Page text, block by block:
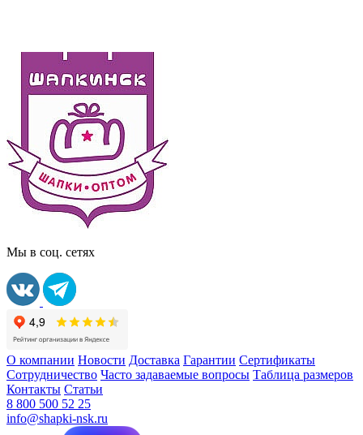
Мы в соц. сетях
О компании Новости Доставка Гарантии Сертификаты
Сотрудничество Часто задаваемые вопросы Таблица размеров
Контакты Статьи
8 800 500 52 25
info@shapki-nsk.ru